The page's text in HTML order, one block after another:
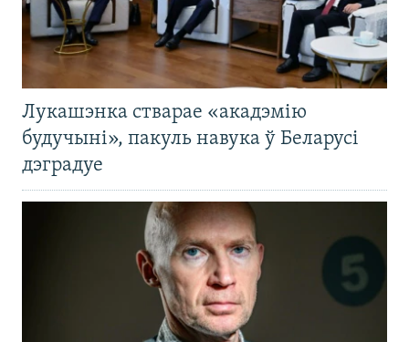
Лукашэнка стварае «акадэмію
будучыні», пакуль навука ў Беларусі
дэградуе